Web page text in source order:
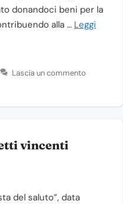
donandoci beni per la
alla … Leggi
Lascia un commento
vincenti
del saluto”, data